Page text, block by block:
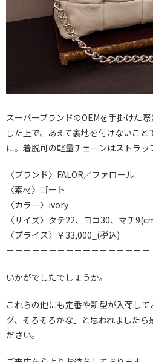
スーパーブランドのOEMを手掛けた
した上で、あえて裏地を付けないこ
に。着脱可の軽量チェーンはストラッ
〈ブランド〉FALOR／ファロール
〈素材〉ゴート
〈カラー〉ivory
〈サイズ〉タテ22、ヨコ30、マチ
〈プライス〉￥33,000_(税込)
－－－－－－－－－－－－－－－－－
いかがでしたでしょうか。
これらの他にも定番や新型が入荷し
グ、そろそろかな」と思われましたら
ださい。